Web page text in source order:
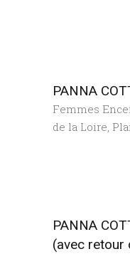
PANNA
Femmes
de la Loire,
PANNA
(avec retour